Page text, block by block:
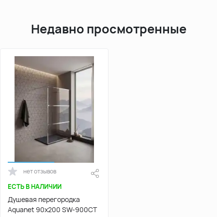
Недавно просмотренные
нет отзывов
ЕСТЬ В НАЛИЧИИ
Душевая перегородка
Aquanet 90x200 SW-900CT